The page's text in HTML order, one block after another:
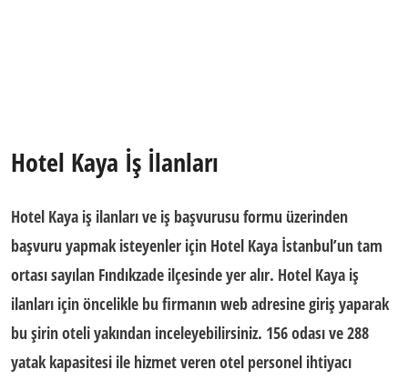
Hotel Kaya İş İlanları
Hotel Kaya iş ilanları ve iş başvurusu formu üzerinden
başvuru yapmak isteyenler için Hotel Kaya İstanbul’un tam
ortası sayılan Fındıkzade ilçesinde yer alır. Hotel Kaya iş
ilanları için öncelikle bu firmanın web adresine giriş yaparak
bu şirin oteli yakından inceleyebilirsiniz. 156 odası ve 288
yatak kapasitesi ile hizmet veren otel personel ihtiyacı